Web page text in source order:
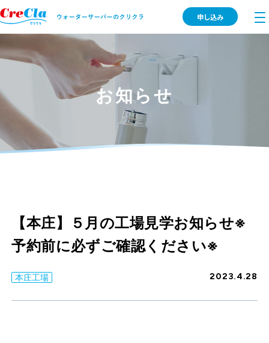
申し込み
お知らせ
【本庄】５月の工場見学お知らせ※
予約前に必ずご確認ください※
本庄工場 2023.4.28